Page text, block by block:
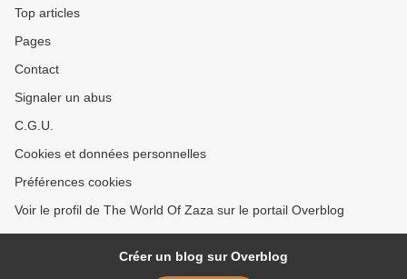
Top articles
Pages
Contact
Signaler un abus
C.G.U.
Cookies et données personnelles
Préférences cookies
Voir le profil de The World Of Zaza sur le portail Overblog
Créer un blog sur Overblog